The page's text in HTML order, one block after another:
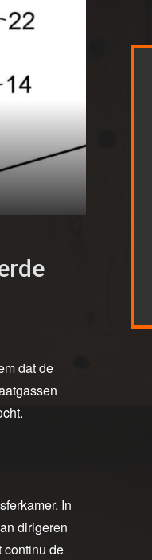
dat de
In
dirigeren
continu de